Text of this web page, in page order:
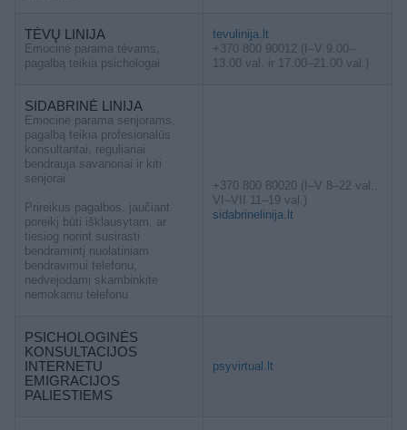
TĖVŲ LINIJA
Emocinė parama tėvams,
pagalbą teikia psichologai
tevulinija.lt
+370 800 90012 (I–V 9.00–
13.00 val. ir 17.00–21.00 val.)
SIDABRINĖ LINIJA
Emocinė parama senjorams,
pagalbą teikia profesionalūs
konsultantai, reguliariai
bendrauja savanoriai ir kiti
senjorai
Prireikus pagalbos, jaučiant
poreikį būti išklausytam, ar
tiesiog norint susirasti
bendramintį nuolatiniam
bendravimui telefonu,
nedvejodami skambinkite
nemokamu telefonu
+370 800 80020 (I–V 8–22 val.,
VI–VII 11–19 val.)
sidabrinelinija.lt
PSICHOLOGINĖS
KONSULTACIJOS
INTERNETU
EMIGRACIJOS
PALIESTIEMS
psyvirtual.lt